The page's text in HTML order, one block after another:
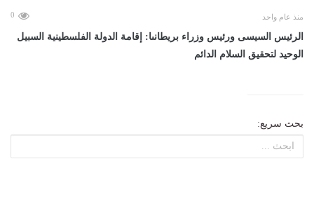
منذ عام واحد 0
الرئيس السيسى ورئيس وزراء بريطانىا: إقامة الدولة الفلسطينية السبيل
الوحيد لتحقيق السلام الدائم
بحث سريع: